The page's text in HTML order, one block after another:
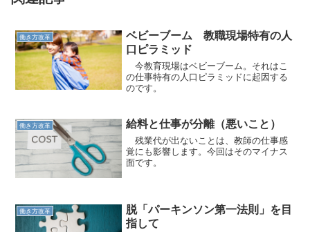
働き方改革
ベビーブーム 教職現場特有の人
口ピラミッド
今教育現場はベビーブーム。それはこ
の仕事特有の人口ピラミッドに起因する
のです。
働き方改革 給料と仕事が分離（悪いこと）
残業代が出ないことは、教師の仕事感
覚にも影響します。今回はそのマイナス
面です。
働き方改革
脱「パーキンソン第一法則」を目
指して